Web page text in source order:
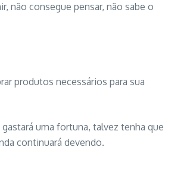
não consegue pensar, não sabe o
produtos necessários para sua
uma fortuna, talvez tenha que
continuará devendo.